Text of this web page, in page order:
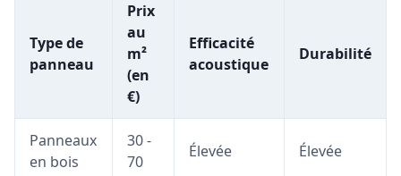
Type de
panneau
Prix
au
m²
(en
€)
Efficacité
acoustique
Durabilité
Panneaux
en bois
30 -
70
Élevée Élevée